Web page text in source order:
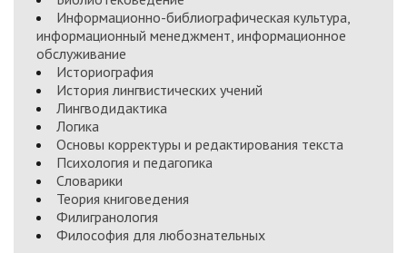
Информационно-библиографическая культура,
информационный менеджмент, информационное
обслуживание
Историография
История лингвистических учений
Лингводидактика
Логика
Основы корректуры и редактирования текста
Психология и педагогика
Словарики
Теория книговедения
Филигранология
Философия для любознательных